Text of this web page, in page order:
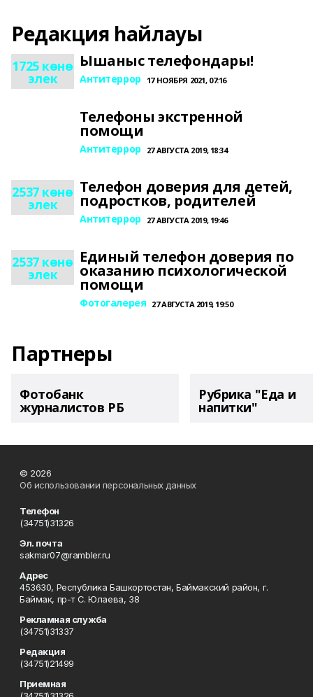
Редакция һайлауы
1725 көнө
элек
Ышаныс телефондары!
Антитеррор 17 НОЯБРЯ 2021, 07:16
Телефоны экстренной
помощи
Антитеррор 27 АВГУСТА 2019, 18:34
2537 көнө
элек
Телефон доверия для детей,
подростков, родителей
Антитеррор 27 АВГУСТА 2019, 19:46
2537 көнө
элек
Единый телефон доверия по
оказанию психологической
помощи
Фотогалерея 27 АВГУСТА 2019, 19:50
Партнеры
Фотобанк
журналистов РБ
Рубрика "Еда и
напитки"
© 2026
Об использовании персональных данных
Телефон
(34751)31326
Эл. почта
sakmar07@rambler.ru
Адрес
453630, Республика Башкортостан, Баймакский район, г.
Баймак, пр-т С. Юлаева, 38
Рекламная служба
(34751)31337
Редакция
(34751)21499
Приемная